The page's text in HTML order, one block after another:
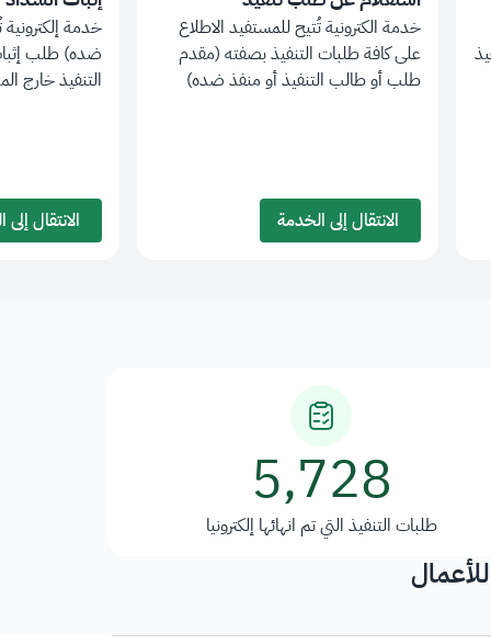
خدمة
ضده) طلب
التنفيذ خارج
خدمة الكترونية تُتيح للمستفيد الاطلاع
على كافة طلبات التنفيذ بصفته (مقدم
طلب أو طالب التنفيذ أو منفذ ضده)
5,728
طلبات التنفيذ التي تم انهائها إلكترونيا